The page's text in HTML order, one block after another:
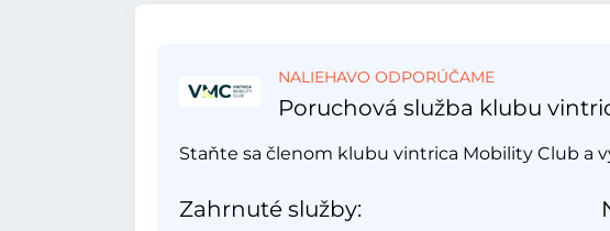
NALIEHAVO ODPORÚČAME
Poruchová služba klubu
Staňte sa členom klubu vintrica Mobility Club a
Zahrnuté služby: